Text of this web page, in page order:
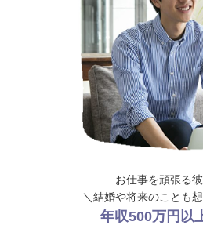
お仕事を頑張る
＼結婚や将来のことも
年収500万円以